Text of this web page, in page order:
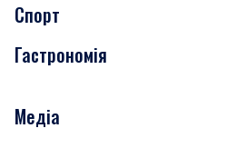
Завтра
Субота
Медицина
Краса
Спорт
Гастрономія
Рецепти
Медіа